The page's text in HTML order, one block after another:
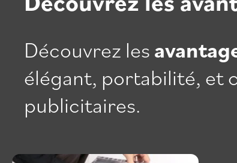
Découvrez les
élégant, portabilité, et
publicitaires.